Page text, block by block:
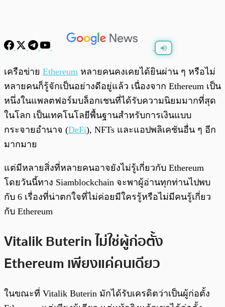
0:00
เครือข่าย Ethereum หลายคนคงเคยได้ยินผ่าน ๆ หรือไม่
หลายคนก็รู้จักเป็นอย่างดีอยู่แล้ว เนื่องจาก Ethereum เป็น
หนึ่งในแพลตฟอร์มบล็อกเชนที่ได้รับความนิยมมากที่สุด
ในโลก เป็นเทคโนโลยีพื้นฐานสำหรับการเงินแบบ
กระจายอำนาจ (DeFi), NFTs และแอปพลิเคชันอื่น ๆ อีก
มากมาย
แต่มีหลายสิ่งที่หลายคนอาจยังไม่รู้เกี่ยวกับ Ethereum
โดยวันนี้ทาง Siamblockchain จะพาผู้อ่านทุกท่านไปพบ
กับ 6 เรื่องที่น่าตกใจที่ไม่ค่อยมีใครรู้หรือไม่มีคนรู้เกี่ยว
กับ Ethereum
Vitalik Buterin ไม่ใช่ผู้ก่อตั้ง
Ethereum เพียงแค่คนเดียว
ในขณะที่ Vitalik Buterin มักได้รับเครดิตว่าเป็นผู้ก่อตั้ง